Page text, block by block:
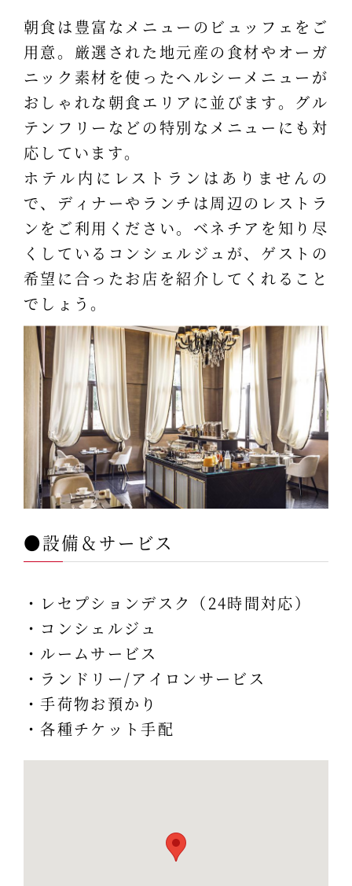
朝食は豊富なメニューのビュッフェをご
用意。厳選された地元産の食材やオーガ
ニック素材を使ったヘルシーメニューが
おしゃれな朝食エリアに並びます。グル
テンフリーなどの特別なメニューにも対
応しています。
ホテル内にレストランはありませんの
で、ディナーやランチは周辺のレストラ
ンをご利用ください。ベネチアを知り尽
くしているコンシェルジュが、ゲストの
希望に合ったお店を紹介してくれること
でしょう。
●設備＆サービス
・レセプションデスク（24時間対応）
・コンシェルジュ
・ルームサービス
・ランドリー/アイロンサービス
・手荷物お預かり
・各種チケット手配